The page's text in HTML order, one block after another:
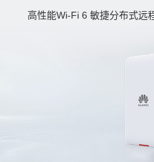
高性能Wi-Fi 6 敏捷分布式远